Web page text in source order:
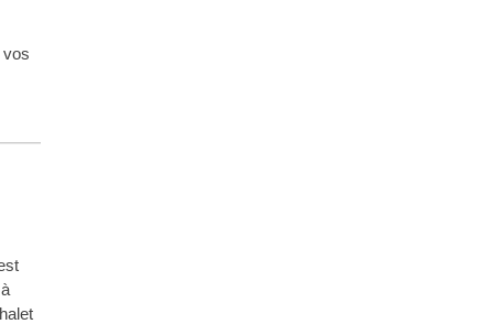
vos